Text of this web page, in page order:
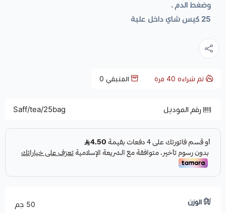
وضغط الدم .
25 كيس شاي داخل علبة
تم شراءه 40 مرة المتبقي 0
رقم الموديل Saff/tea/25bag
الوزن 50 جم